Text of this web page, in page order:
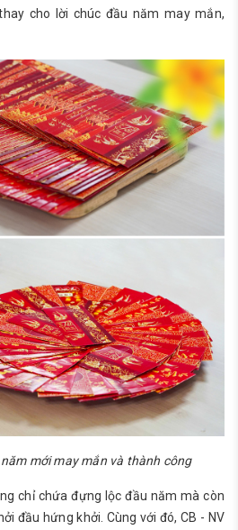
cho lời chúc đầu năm may mắn,
mới may mắn và thành công
chỉ chứa đựng lộc đầu năm mà còn
đầu hứng khởi. Cùng với đó, CB - NV